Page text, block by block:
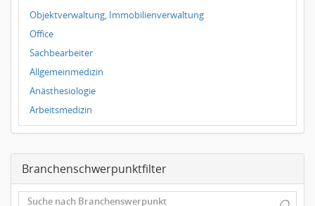
Würzburg
Grünwald
Ulm
Bielefeld
Hannover
Duisburg
Objektverwaltung, Immobilienverwaltung
Office
Sachbearbeiter
Allgemeinmedizin
Anästhesiologie
Arbeitsmedizin
Augenheilkunde
Frauenheilkunde, Geburtshilfe
Hals-Nasen-Ohrenheilkunde
Branchenschwerpunktfilter